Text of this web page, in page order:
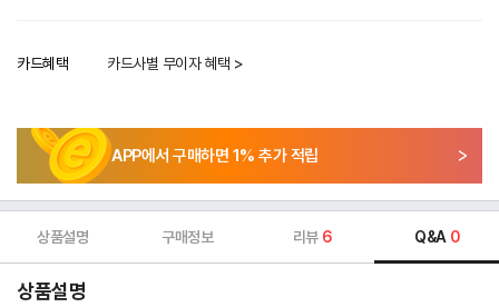
카드혜택 카드사별 무이자 혜택 >
APP에서 구매하면 1% 추가 적립
상품설명 구매정보 리뷰 6 Q&A 0
상품설명